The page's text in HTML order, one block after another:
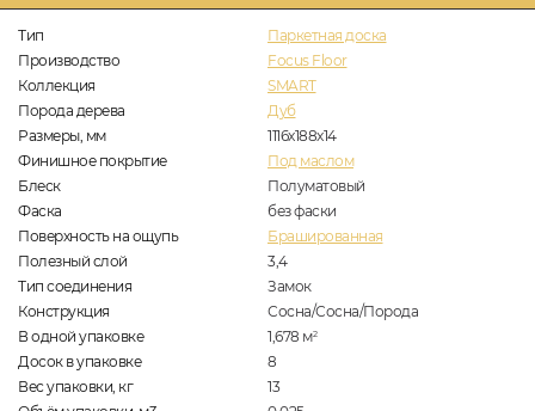
Тип
Паркетная доска
Производство
Focus Floor
Коллекция
SMART
Порода дерева
Дуб
Размеры, мм
1116x188x14
Финишное покрытие
Под маслом
Блеск
Полуматовый
Фаска
без фаски
Поверхность на ощупь
Брашированная
Полезный слой
3,4
Тип соединения
Замок
Конструкция
Сосна/Сосна/Порода
В одной упаковке
1,678 м2
Досок в упаковке
8
Вес упаковки, кг
13